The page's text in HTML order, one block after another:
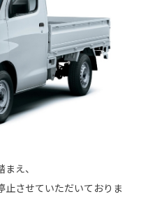
え、
止させていただいておりま